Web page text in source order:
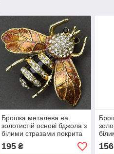
Брошка металева на
золотистій основі бджола з
білими стразами покрита
кольоровою емаллю
розмір 35х40 мм
195₴ 156